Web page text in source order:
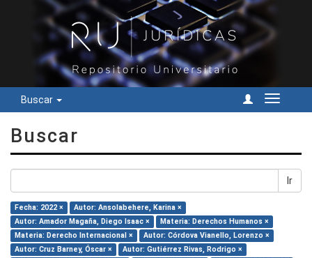
Buscar
Cambiar
Buscar
Ir
Fecha: 2022 ×
Autor: Ansolabehere, Karina ×
Autor: Amador Magaña, Diego Isaac ×
Materia: Derechos Humanos ×
Materia: Derecho Internacional ×
Autor: Córdova Vianello, Lorenzo ×
Autor: Cruz Barney, Óscar ×
Autor: Gutiérrez Rivas, Rodrigo ×